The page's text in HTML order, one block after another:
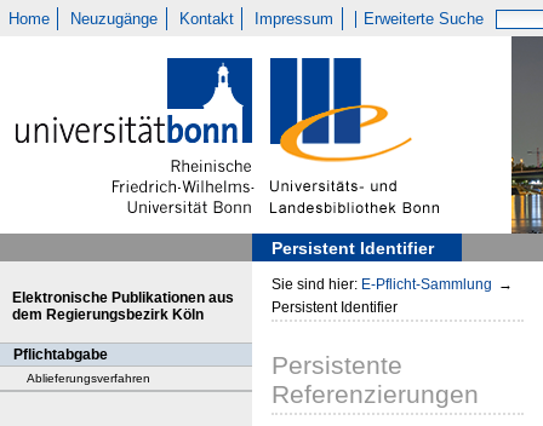
Home Neuzugänge Kontakt Impressum Erweiterte Suche
Persistent Identifier
Elektronische Publikationen aus
dem Regierungsbezirk Köln
Pflichtabgabe
Ablieferungsverfahren
Sie sind hier: E-Pflicht-Sammlung →
Persistent Identifier
Persistente
Referenzierungen